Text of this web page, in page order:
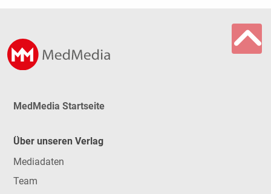
MedMedia Startseite
Über unseren Verlag
Mediadaten
Team